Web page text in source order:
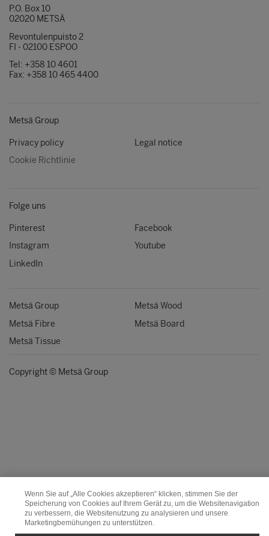
P.O. Box 10
02020 METSÄ
Revontulenpuisto 2
FI - 02100 ESPOO
Tel: +358 10 4601
Fax: +358 10 465 4400
Metsä Group
Privacy policy
Legal notice
Cookie Richtlinie
Folge uns
Pinterest
Facebook
Instagram
Youtube
LinkedIn
Metsä Group
Metsä Wood
Metsä Fibre
Metsä Board
Metsä Tissue
Copyright © Metsä Group
Wenn Sie auf „Alle Cookies akzeptieren“ klicken, stimmen Sie der
Speicherung von Cookies auf Ihrem Gerät zu, um die Websitenavigation
zu verbessern, die Websitenutzung zu analysieren und unsere
Marketingbemühungen zu unterstützen.